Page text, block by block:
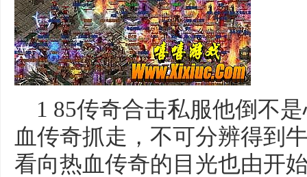
1 85传奇合击私服他倒不
血传奇抓走，不可分辨得到
看向热血传奇的目光也由开